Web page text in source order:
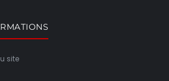
site